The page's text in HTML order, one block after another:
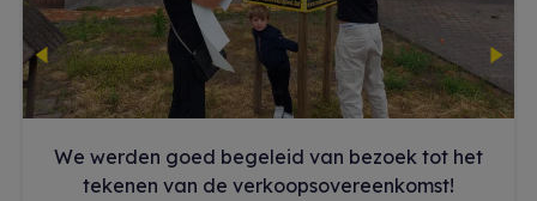
van bezoek tot het
Vlotte en aangename
Previous